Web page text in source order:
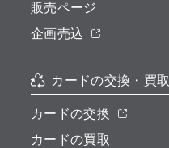
販売ページ
企画売込
カードの交換・買取
カードの交換
カードの買取